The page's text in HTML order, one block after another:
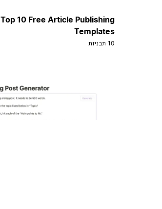
Top 10 Free Article Publishing
Templates
10 תבניות